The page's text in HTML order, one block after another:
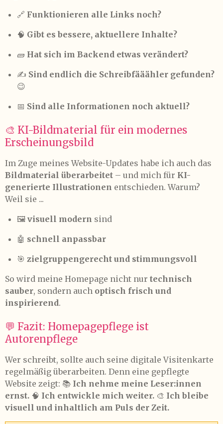
🔗 Funktionieren alle Links noch?
🧠 Gibt es bessere, aktuellere Inhalte?
🧱 Hat sich im Backend etwas verändert?
✍️ Sind endlich die Schreibfääähler gefunden?
😉
📅 Sind alle Informationen noch aktuell?
🎨 KI-Bildmaterial für ein modernes
Erscheinungsbild
Im Zuge meines Website-Updates habe ich auch das
Bildmaterial überarbeitet – und mich für KI-
generierte Illustrationen entschieden. Warum?
Weil sie ...
🖼️ visuell modern sind
🤖 schnell anpassbar
🎯 zielgruppengerecht und stimmungsvoll
So wird meine Homepage nicht nur technisch
sauber, sondern auch optisch frisch und
inspirierend.
💬 Fazit: Homepagepflege ist
Autorenpflege
Wer schreibt, sollte auch seine digitale Visitenkarte
regelmäßig überarbeiten. Denn eine gepflegte
Website zeigt: 📚 Ich nehme meine Leser:innen
ernst. 🧠 Ich entwickle mich weiter. 🎨 Ich bleibe
visuell und inhaltlich am Puls der Zeit.